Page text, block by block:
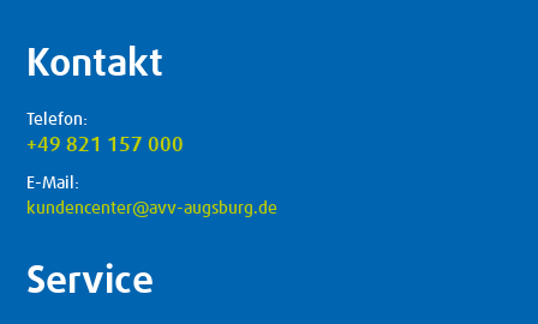
Kontakt
Telefon:
+49 821 157 000
E-Mail:
kundencenter@avv-augsburg.de
Service